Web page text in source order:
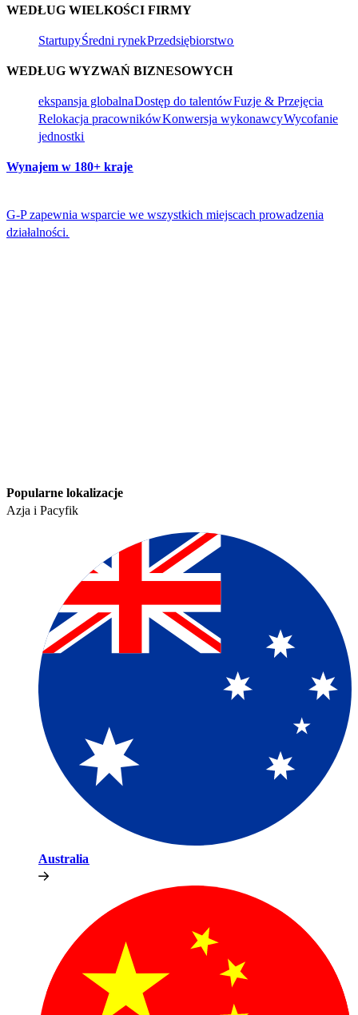
WEDŁUG WIELKOŚCI FIRMY​​
Startupy​​Średni rynek​​Przedsiębiorstwo​​
WEDŁUG WYZWAŃ BIZNESOWYCH​​
ekspansja globalna​​Dostęp do talentów​​Fuzje & Przejęcia​​
Relokacja pracowników​​Konwersja wykonawcy​​Wycofanie
jednostki​​
Wynajem w 180+ kraje​​
G-P zapewnia wsparcie we wszystkich miejscach prowadzenia
działalności.​​
Popularne lokalizacje​​
Azja i Pacyfik​​
Australia​​